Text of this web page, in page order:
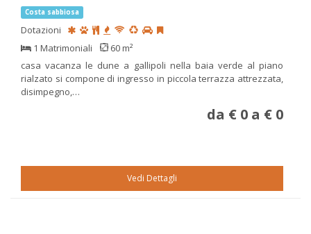
Costa sabbiosa
Dotazioni
1 Matrimoniali
60 m²
casa vacanza le dune a gallipoli nella baia verde al piano
rialzato si compone di ingresso in piccola terrazza attrezzata,
disimpegno,…
da € 0 a € 0
Vedi Dettagli